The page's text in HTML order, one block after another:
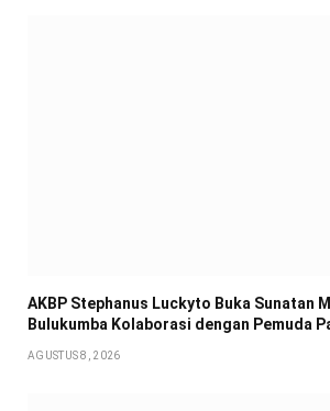
AKBP Stephanus Luckyto Buka Sunatan
Bulukumba Kolaborasi dengan Pemuda
AGUSTUS 8, 2026